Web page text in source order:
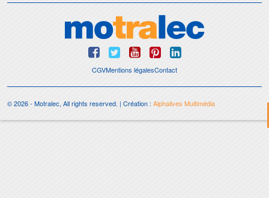
CGVMentions légalesContact
© 2026 - Motralec, All rights reserved. | Création :Alphalives Multimédia